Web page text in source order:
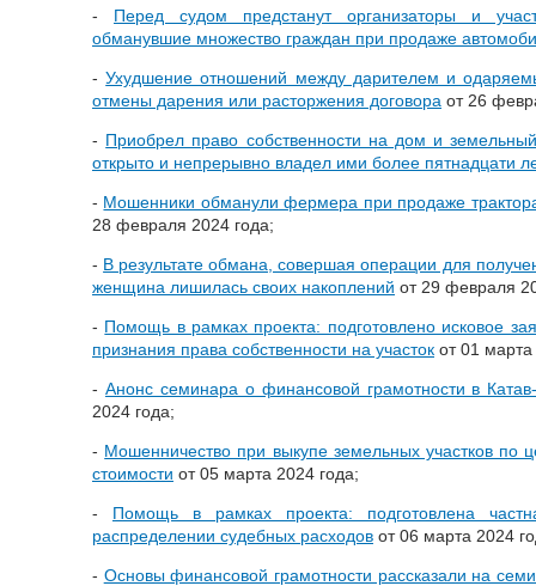
- Перед судом предстанут организаторы и
обманувшие множество граждан при продаже
-Ухудшение отношений между дарителем и
отмены дарения или расторжения договора от 26
- Приобрел право собственности на дом и земельный
открыто и непрерывно владел ими более пятнадцати
- Мошенники обманули фермера при продаже
28 февраля 2024 года;
- В результате обмана, совершая операции для
женщина лишилась своих накоплений от 29 февраля
- Помощь в рамках проекта: подготовлено исковое
признания права собственности на участок от 01
- Анонс семинара о финансовой грамотности в
2024 года;
- Мошенничество при выкупе земельных участков по
стоимости от 05 марта 2024 года;
- Помощь в рамках проекта: подготовлена
распределении судебных расходов от 06 марта 2024
- Основы финансовой грамотности рассказали на